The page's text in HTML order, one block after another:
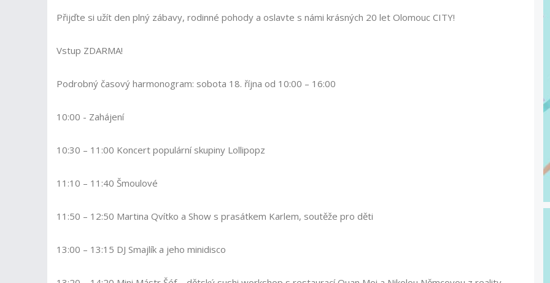
Přijďte si užít den plný zábavy, rodinné pohody a oslavte s námi krásných 20 let Olomouc CITY!
Vstup ZDARMA!
Podrobný časový harmonogram: sobota 18. října od 10:00 – 16:00
10:00 - Zahájení
10:30 – 11:00 Koncert populární skupiny Lollipopz
11:10 – 11:40 Šmoulové
11:50 – 12:50 Martina Qvítko a Show s prasátkem Karlem, soutěže pro děti
13:00 – 13:15 DJ Smajlík a jeho minidisco